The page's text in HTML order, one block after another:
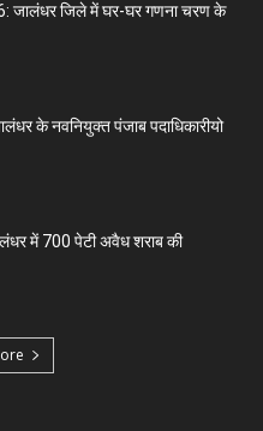
जिले में घर-घर गणना चरण के
के नवनियुक्त पंजाब पदाधिकारीयो
में 700 पेटी अवैध शराब की